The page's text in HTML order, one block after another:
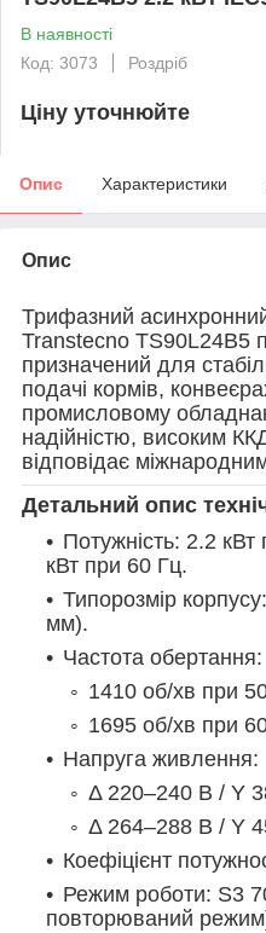
В наявності
Код: 3073
Роздріб
Ціну уточнюйте
Опис Характеристики
Опис
Трифазний
Transtecno TS90L24B5
призначений для
подачі кормів,
промисловому
надійністю, високим
відповідає
Детальний опис
Потужність: 2.2 кВт
кВт при 60 Гц.
Типорозмір
мм).
Частота обертання:
1410 об/хв при
1695 об/хв при
Напруга живлення:
Δ 220–240 В / Y
Δ 264–288 В / Y
Коефіцієнт
Режим роботи: S3
повторюваний